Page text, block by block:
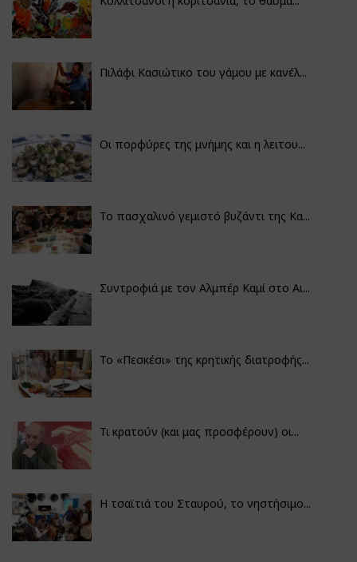
Πιλάφι Κασιώτικο του γάμου με κανέλ...
Οι πορφύρες της μνήμης και η λειτου...
Το πασχαλινό γεμιστό βυζάντι της Κα...
Συντροφιά με τον Αλμπέρ Καμί στο Αι...
Το «Πεσκέσι» της κρητικής διατροφής...
Τι κρατούν (και μας προσφέρουν) οι...
Η τσαϊτιά του Σταυρού, το νηστήσιμο...